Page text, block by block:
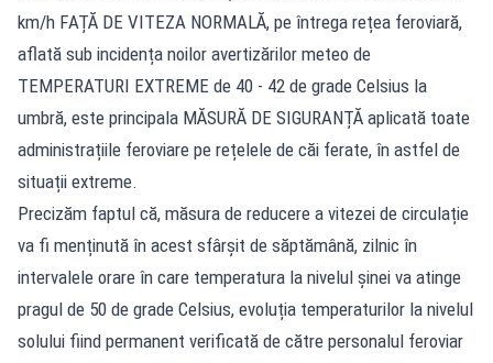
km/h FAȚĂ DE VITEZA NORMALĂ, pe întrega rețea feroviară,
aflată sub incidența noilor avertizărilor meteo de
TEMPERATURI EXTREME de 40 - 42 de grade Celsius la
umbră, este principala MĂSURĂ DE SIGURANȚĂ aplicată toate
administrațiile feroviare pe rețelele de căi ferate, în astfel de
situații extreme.
Precizăm faptul că, măsura de reducere a vitezei de circulație
va fi menținută în acest sfârșit de săptămână, zilnic în
intervalele orare în care temperatura la nivelul șinei va atinge
pragul de 50 de grade Celsius, evoluția temperaturilor la nivelul
solului fiind permanent verificată de către personalul feroviar